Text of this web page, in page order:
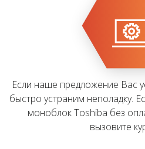
Если наше предложение Вас
быстро устраним неполадку.
моноблок Toshiba без
вызовите